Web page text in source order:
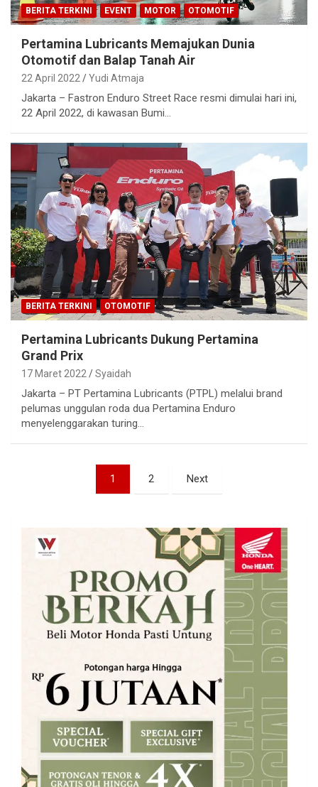
BERITA TERKINI EVENT MOTOR OTOMOTIF
Pertamina Lubricants Memajukan Dunia
Otomotif dan Balap Tanah Air
22 April 2022 Yudi Atmaja
Jakarta – Fastron Enduro Street Race resmi dimulai hari ini,
22 April 2022, di kawasan Bumi…
BERITA TERKINI OTOMOTIF
Pertamina Lubricants Dukung Pertamina
Grand Prix
17 Maret 2022 Syaidah
Jakarta – PT Pertamina Lubricants (PTPL) melalui brand
pelumas unggulan roda dua Pertamina Enduro
menyelenggarakan turing…
1 2 Next